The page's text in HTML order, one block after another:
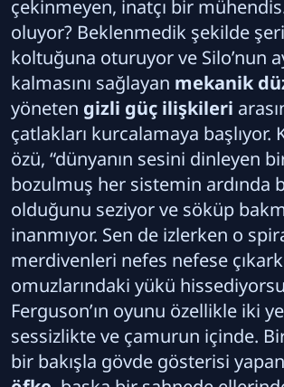
çekinmeyen, inatçı bir
oluyor? Beklenmedik şekilde
koltuğuna oturuyor ve Silo’nun
kalmasını sağlayan mekanik
yöneten gizli güç ilişkileri
çatlakları kurcalamaya başlıyor.
özü, “dünyanın sesini dinleyen
bozulmuş her sistemin ardında
olduğunu seziyor ve söküp
inanmıyor. Sen de izlerken o
merdivenleri nefes nefese
omuzlarındaki yükü
Ferguson’ın oyunu özellikle iki
sessizlikte ve çamurun içinde.
bir bakışla gövde gösterisi yapan